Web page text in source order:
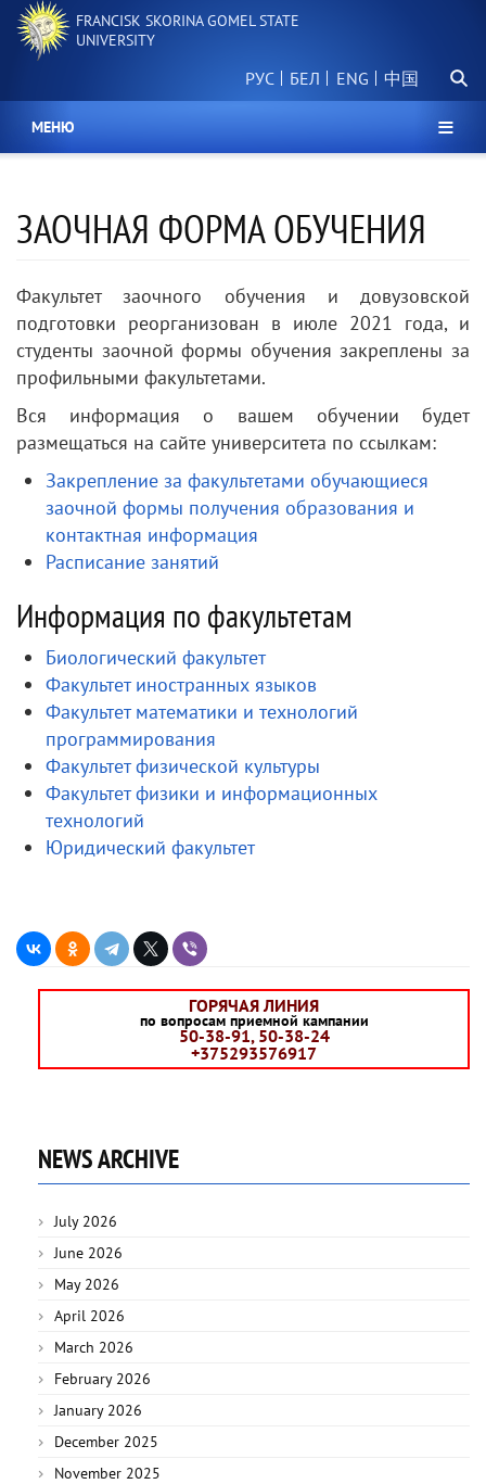
Skip
main
FRANCISK SKORINA GOMEL STATE
UNIVERSITY
РУС БЕЛ 中国
МЕНЮ
ЗАОЧНАЯ ФОРМА ОБУЧЕНИЯ
Факультет заочного обучения и довузовской
подготовки реорганизован в июле 2021 года, и
студенты заочной формы обучения закреплены за
профильными факультетами.
Вся информация о вашем обучении будет
размещаться на сайте университета по ссылкам:
Закрепление за факультетами обучающиеся
заочной формы получения образования и
контактная информация
Расписание занятий
Информация по факультетам
Биологический факультет
Факультет иностранных языков
Факультет математики и технологий
программирования
Факультет физической культуры
Факультет физики и информационных
технологий
Юридический факультет
ГОРЯЧАЯ ЛИНИЯ
по вопросам приемной кампании
50-38-91, 50-38-24
+375293576917
NEWS ARCHIVE
July 2026
June 2026
May 2026
April 2026
March 2026
February 2026
January 2026
December 2025
November 2025